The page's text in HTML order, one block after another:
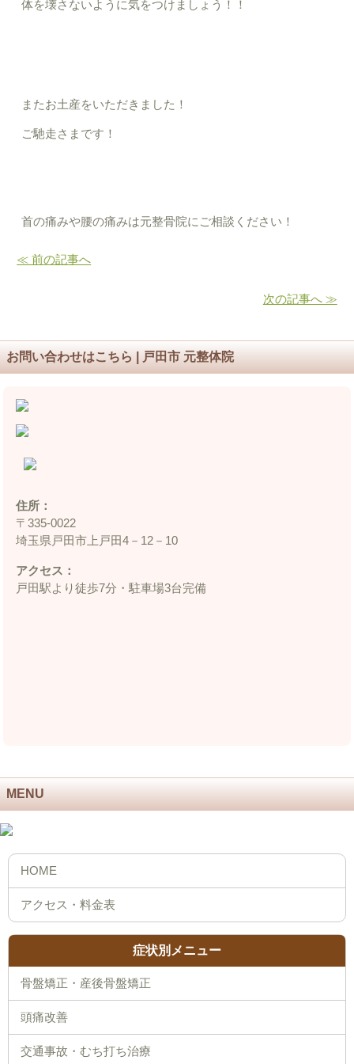
体を壊さないように気をつけましょう！！
またお土産をいただきました！
ご馳走さまです！
首の痛みや腰の痛みは元整骨院にご相談ください！
≪ 前の記事へ
次の記事へ ≫
お問い合わせはこちら | 戸田市 元整体院
住所：
〒335‐0022
埼玉県戸田市上戸田4－12－10
アクセス：
戸田駅より徒歩7分・駐車場3台完備
MENU
症状別メニュー
骨盤矯正・産後骨盤矯正
頭痛改善
交通事故・むち打ち治療